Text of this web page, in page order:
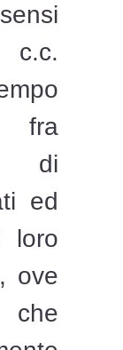
di
ed
loro
ove
che